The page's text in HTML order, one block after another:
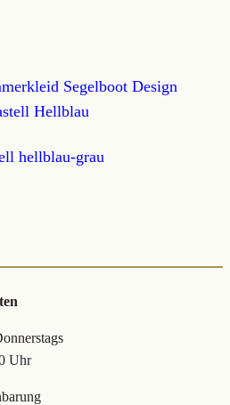
hellblau-grau
Uhr